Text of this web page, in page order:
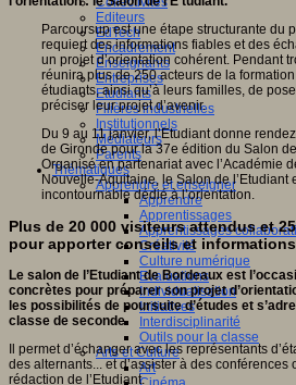
Editeurs
EdTech
Encadrement
Enseignants
Entreprises
Etudiants
Filières industrielles
Institutionnels
Médiateurs
Parents
Thématiques
Apprendre et enseigner
Apprendre
Apprentissages
Apprentissages
Créativité
Culture numérique
Evaluations
Individualisation
Initiatives
Interdisciplinarité
Outils pour la classe
Arts et Culture
Art
Parcoursup est une étape structurante du
requiert des informations fiables et des
un projet d’orientation cohérent. Pendant
réunira plus de 250 acteurs de la
étudiants, ainsi qu’à leurs familles, de
préciser leur projet d’avenir.
Du 9 au 11 janvier, l’Etudiant donne
de Gironde pour la 37e édition du Salon
Organisé en partenariat avec l’Académie
Nouvelle-Aquitaine, le Salon de l’Etudiant
incontournable dédié à l’orientation.
Plus de 20 000 visiteurs attendus et
pour apporter conseils et informations
Le salon de l’Etudiant de Bordeaux est
concrètes pour préparer son projet
les possibilités de poursuite d’études et
classe de seconde.
Il permet d’échanger avec les représentants
des alternants... et d’assister à des
rédaction de l’Etudiant.